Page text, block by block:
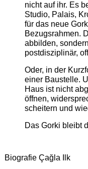
nicht auf ihr. Es
Studio, Palais,
für das neue
Bezugsrahmen.
abbilden,
postdisziplinär,
Oder, in der
einer Baustelle.
Haus ist nicht
öffnen,
scheitern und
Das Gorki bleibt
Biografie Çağla Ilk